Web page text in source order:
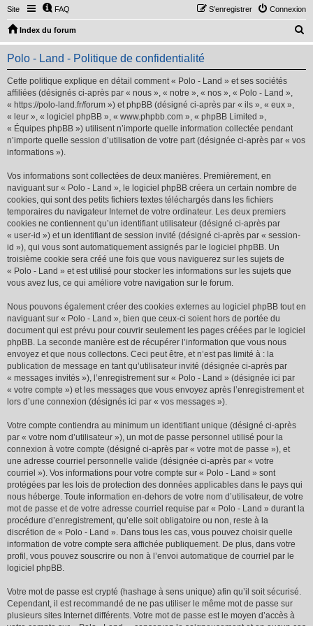
Site FAQ Connexion
S’enregistrer
Index du forum
e
Polo - Land - Politique de confidentialité
Cette politique explique en détail comment « Polo - Land » et ses sociétés
affiliées (désignés ci-après par « nous », « notre », « nos », « Polo - Land »,
« https://polo-land.fr/forum ») et phpBB (désigné ci-après par « ils », « eux »,
« leur », « logiciel phpBB », « www.phpbb.com », « phpBB Limited »,
« Équipes phpBB ») utilisent n’importe quelle information collectée pendant
n’importe quelle session d’utilisation de votre part (désignée ci-après par « vos
informations »).
Vos informations sont collectées de deux manières. Premièrement, en
naviguant sur « Polo - Land », le logiciel phpBB créera un certain nombre de
cookies, qui sont des petits fichiers textes téléchargés dans les fichiers
temporaires du navigateur Internet de votre ordinateur. Les deux premiers
cookies ne contiennent qu’un identifiant utilisateur (désigné ci-après par
« user-id ») et un identifiant de session invité (désigné ci-après par « session-
id »), qui vous sont automatiquement assignés par le logiciel phpBB. Un
troisième cookie sera créé une fois que vous naviguerez sur les sujets de
« Polo - Land » et est utilisé pour stocker les informations sur les sujets que
vous avez lus, ce qui améliore votre navigation sur le forum.
Nous pouvons également créer des cookies externes au logiciel phpBB tout en
naviguant sur « Polo - Land », bien que ceux-ci soient hors de portée du
document qui est prévu pour couvrir seulement les pages créées par le logiciel
phpBB. La seconde manière est de récupérer l’information que vous nous
envoyez et que nous collectons. Ceci peut être, et n’est pas limité à : la
publication de message en tant qu’utilisateur invité (désignée ci-après par
« messages invités »), l’enregistrement sur « Polo - Land » (désignée ici par
« votre compte ») et les messages que vous envoyez après l’enregistrement et
lors d’une connexion (désignés ici par « vos messages »).
Votre compte contiendra au minimum un identifiant unique (désigné ci-après
par « votre nom d’utilisateur »), un mot de passe personnel utilisé pour la
connexion à votre compte (désigné ci-après par « votre mot de passe »), et
une adresse courriel personnelle valide (désignée ci-après par « votre
courriel »). Vos informations pour votre compte sur « Polo - Land » sont
protégées par les lois de protection des données applicables dans le pays qui
nous héberge. Toute information en-dehors de votre nom d’utilisateur, de votre
mot de passe et de votre adresse courriel requise par « Polo - Land » durant la
procédure d’enregistrement, qu’elle soit obligatoire ou non, reste à la
discrétion de « Polo - Land ». Dans tous les cas, vous pouvez choisir quelle
information de votre compte sera affichée publiquement. De plus, dans votre
profil, vous pouvez souscrire ou non à l’envoi automatique de courriel par le
logiciel phpBB.
Votre mot de passe est crypté (hashage à sens unique) afin qu’il soit sécurisé.
Cependant, il est recommandé de ne pas utiliser le même mot de passe sur
plusieurs sites Internet différents. Votre mot de passe est le moyen d’accès à